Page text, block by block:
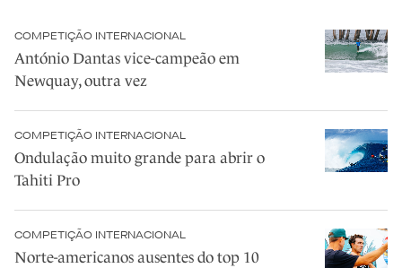
COMPETIÇÃO INTERNACIONAL
António Dantas vice-campeão em
Newquay, outra vez
COMPETIÇÃO INTERNACIONAL
Ondulação muito grande para abrir o
Tahiti Pro
COMPETIÇÃO INTERNACIONAL
Norte-americanos ausentes do top 10